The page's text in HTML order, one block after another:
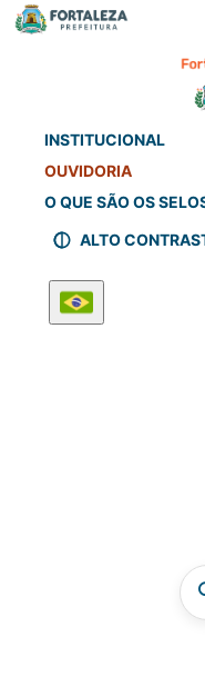
INSTITUCIONAL
OUVIDORIA
O QUE SÃO OS
ALTO